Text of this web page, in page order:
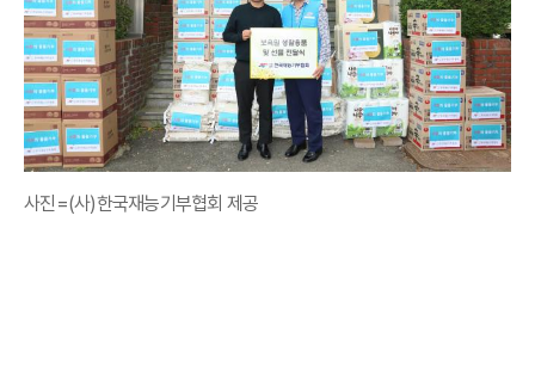
사진=(사)한국재능기부협회 제공